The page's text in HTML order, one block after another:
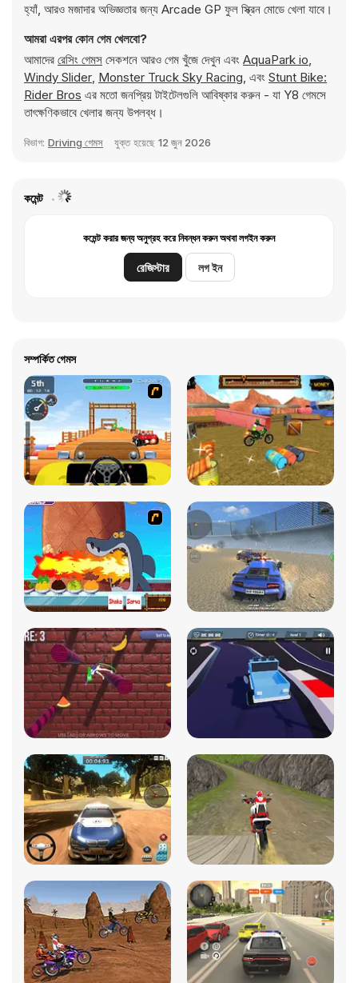
হ্যাঁ, আরও মজাদার অভিজ্ঞতার জন্য Arcade GP ফুল স্ক্রিন মোডে খেলা যাবে।
আমরা এরপর কোন গেম খেলবো?
আমাদের রেসিং গেমস সেকশনে আরও গেম খুঁজে দেখুন এবং AquaPark io,
Windy Slider, Monster Truck Sky Racing, এবং Stunt Bike:
Rider Bros এর মতো জনপ্রিয় টাইটেলগুলি আবিষ্কার করুন - যা Y8 গেমসে
তাৎক্ষণিকভাবে খেলার জন্য উপলব্ধ।
বিভাগ: Driving গেমস যুক্ত হয়েছে 12 জুন 2026
কমেন্ট
কমেন্ট করার জন্য অনুগ্রহ করে নিবন্ধন করুন অথবা লগইন করুন
রেজিস্টার লগ ইন
সম্পর্কিত গেমস